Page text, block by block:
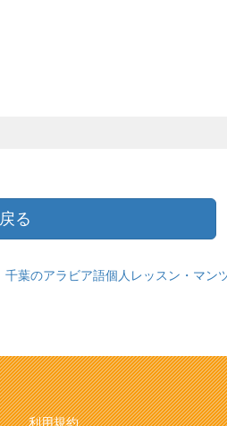
戻る
千葉のアラビア語個人レッスン・マン
利用規約